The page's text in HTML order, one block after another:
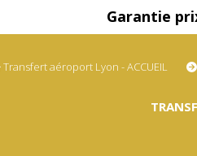
Garantie
Transfert aéroport Lyon - ACCUEIL